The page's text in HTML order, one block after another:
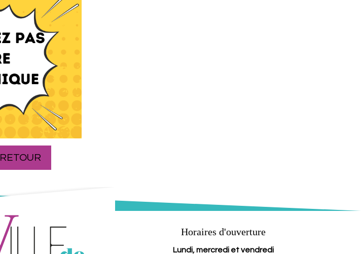
RETOUR
Horaires d'ouverture
Lundi, mercredi et vendredi